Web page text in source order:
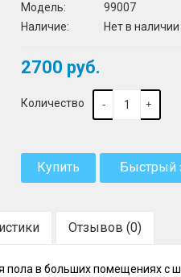
Модель:
99007
Наличие:
Нет в наличии
2700 руб.
Количество - +
Купить Быстрый
Отзывов (0)
в больших помещениях с